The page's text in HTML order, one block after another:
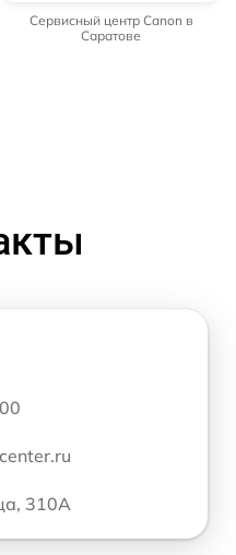
Сервисный центр Canon в
Саратове
310А